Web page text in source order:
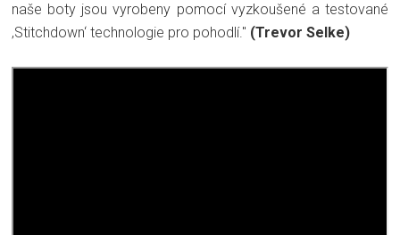
naše boty jsou vyrobeny pomocí vyzkoušené a testované
‚Stitchdown‘ technologie pro pohodlí." (Trevor Selke)